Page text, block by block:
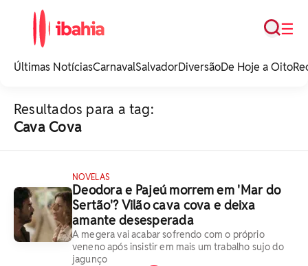
noticias e
☰
Busca
Últimas NotíciasCarnavalSalvadorDiversãoDe Hoje a Oito
Resultados para a tag:
Cava Cova
NOVELAS
Deodora e Pajeú morrem em 'Mar do
Sertão'? Vilão cava cova e deixa
amante desesperada
A megera vai acabar sofrendo com o próprio
veneno após insistir em mais um trabalho sujo do
jagunço